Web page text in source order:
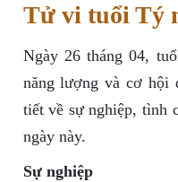
Tử vi tuổi Tý
Ngày 26 tháng 04,
năng lượng và cơ hội
tiết về sự nghiệp, tình
ngày này.
Sự nghiệp